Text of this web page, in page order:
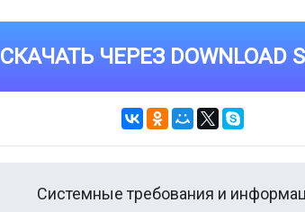
СКАЧАТЬ ЧЕРЕЗ DOWNLOAD
Системные требования и